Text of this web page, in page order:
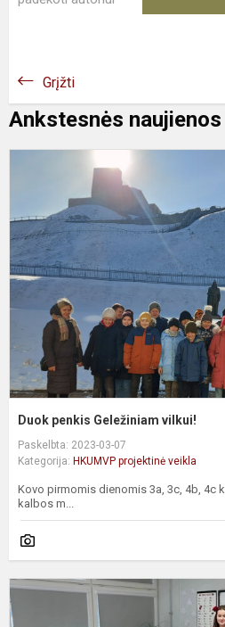
Grįžti
Ankstesnės naujienos
Duok penkis Geležiniam vilkui!
Paskelbta: 2023-03-07
Kategorija: HKUMVP projektinė veikla
Kovo pirmomis dienomis 3a, 3c, 4b, 4c
kalbos m...